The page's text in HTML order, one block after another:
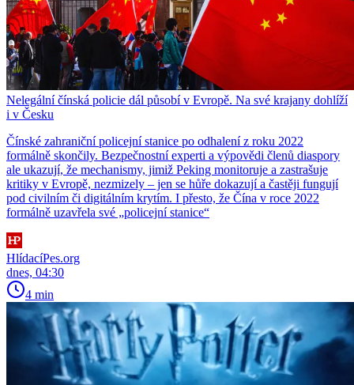
Nelegální čínská policie dál působí v Evropě. Na své krajany dohlíží
i v Česku
Čínské zahraniční policejní stanice po odhalení z roku 2022
formálně skončily. Bezpečnostní experti a výpovědi členů diaspory
ale ukazují, že mechanismy, jimiž Peking monitoruje a zastrašuje
kritiky v Evropě, nezmizely – jen se hůře dokazují a častěji fungují
pod civilním či digitálním krytím. I přesto, že Čína v roce 2022
formálně uzavřela své „policejní stanice“
HlídacíPes.org
dnes, 04:30
4 min